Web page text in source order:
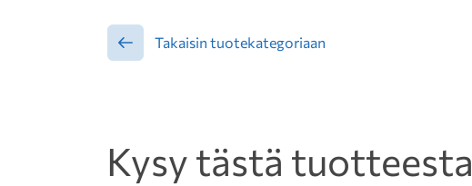
Takaisin tuotekategoriaan
Kysy tästä tuotteesta